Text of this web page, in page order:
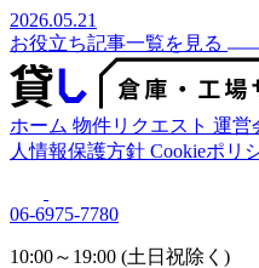
2026.05.21
お役立ち記事一覧を見る
ホーム 物件リクエスト 運営
人情報保護方針 Cookieポリ
06-6975-7780
10:00～19:00 (土日祝除く)